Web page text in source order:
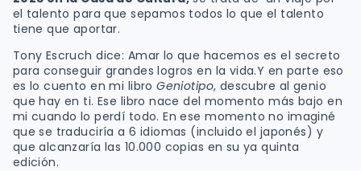
el talento para que sepamos todos lo que el talento
tiene que aportar.
Tony Escruch dice: Amar lo que hacemos es el secreto
para conseguir grandes logros en la vida.Y en parte eso
es lo cuento en mi libroGeniotipo, descubre al genio
que hay en ti. Ese libro nace del momento más bajo en
mi cuando lo perdí todo. En ese momento no imaginé
que se traduciría a 6 idiomas (incluido el japonés) y
que alcanzaría las 10.000 copias en su ya quinta
edición.